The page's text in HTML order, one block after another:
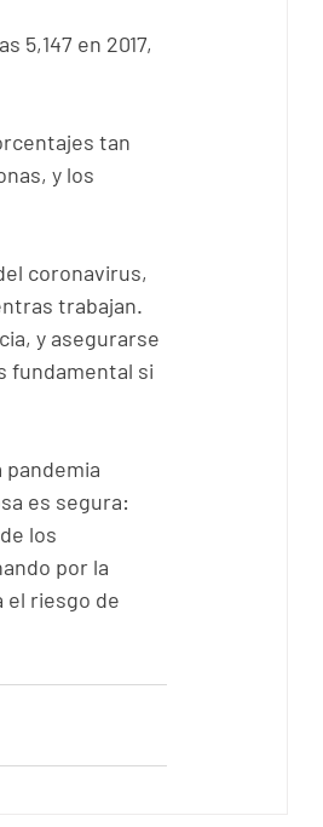
5,147 en 2017,
tan
y los
coronavirus,
trabajan.
y asegurarse
fundamental si
es segura:
los
por la
el riesgo de